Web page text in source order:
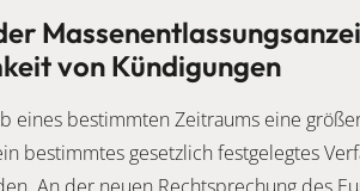
von Kündigungen
eines bestimmten Zeitraums eine
bestimmtes gesetzlich festgelegtes